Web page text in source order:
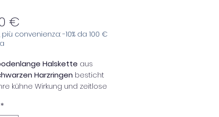
€
più convenienza: -10% da 100 €
Halskette aus
Harzringen besticht
kühne Wirkung und zeitlose
mit schlichtem, aber
*